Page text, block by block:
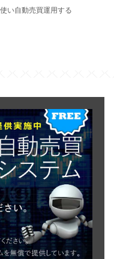
い自動売買運用する